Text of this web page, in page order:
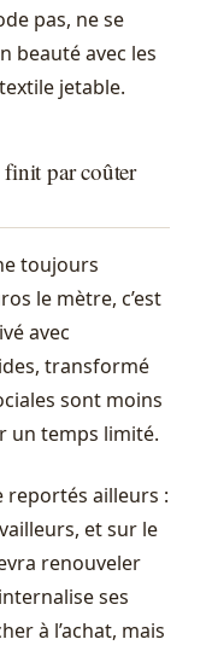
pas, ne se
beauté avec les
jetable.
par coûter
toujours
le mètre, c’est
avec
transformé
sont moins
un temps limité.
reportés ailleurs :
et sur le
renouveler
ses
à l’achat, mais